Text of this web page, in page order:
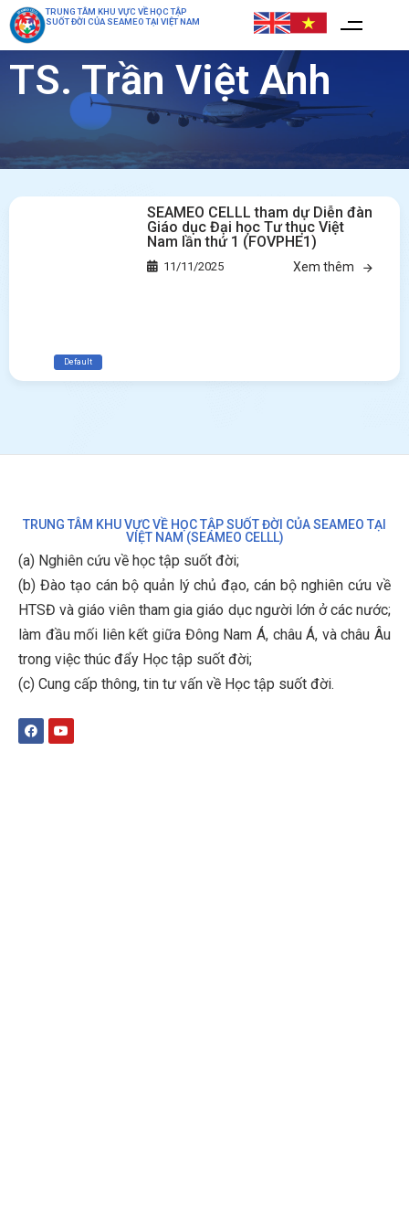
TRUNG TÂM KHU VỰC VỀ HỌC TẬP
SUỐT ĐỜI CỦA SEAMEO TẠI VIỆT NAM
TS. Trần Việt Anh
Default
SEAMEO CELLL tham dự Diễn đàn
Giáo dục Đại học Tư thục Việt
Nam lần thứ 1 (FOVPHE1)
11/11/2025 Xem thêm
TRUNG TÂM KHU VỰC VỀ HỌC TẬP SUỐT ĐỜI CỦA SEAMEO TẠI
VIỆT NAM (SEAMEO CELLL)
(a) Nghiên cứu về học tập suốt đời;
(b) Đào tạo cán bộ quản lý chủ đạo, cán bộ nghiên cứu về
HTSĐ và giáo viên tham gia giáo dục người lớn ở các nước;
làm đầu mối liên kết giữa Đông Nam Á, châu Á, và châu Âu
trong việc thúc đẩy Học tập suốt đời;
(c) Cung cấp thông, tin tư vấn về Học tập suốt đời.